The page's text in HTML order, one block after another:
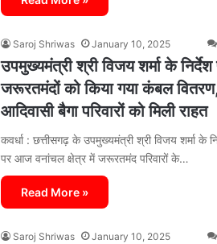
Saroj Shriwas January 10, 2025
उपमुख्यमंत्री श्री विजय शर्मा के निर्देश
जरूरतमंदों को किया गया कंबल
आदिवासी बैगा परिवारों को मिली राहत
कवर्धा : छत्तीसगढ़ के उपमुख्यमंत्री श्री विजय शर्मा के
पर आज वनांचल क्षेत्र में जरूरतमंद परिवारों के…
Read More »
Saroj Shriwas January 10, 2025